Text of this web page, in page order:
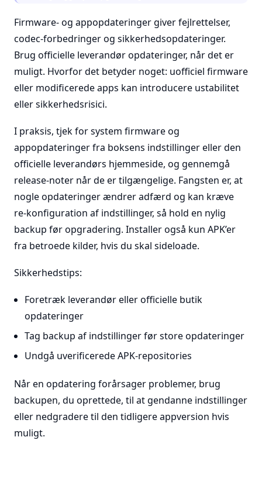
Firmware- og appopdateringer giver fejlrettelser,
codec-forbedringer og sikkerhedsopdateringer.
Brug officielle leverandør opdateringer, når det er
muligt. Hvorfor det betyder noget: uofficiel firmware
eller modificerede apps kan introducere ustabilitet
eller sikkerhedsrisici.
I praksis, tjek for system firmware og
appopdateringer fra boksens indstillinger eller den
officielle leverandørs hjemmeside, og gennemgå
release-noter når de er tilgængelige. Fangsten er, at
nogle opdateringer ændrer adfærd og kan kræve
re-konfiguration af indstillinger, så hold en nylig
backup før opgradering. Installer også kun APK’er
fra betroede kilder, hvis du skal sideloade.
Sikkerhedstips:
Foretræk leverandør eller officielle butik
opdateringer
Tag backup af indstillinger før store opdateringer
Undgå uverificerede APK-repositories
Når en opdatering forårsager problemer, brug
backupen, du oprettede, til at gendanne indstillinger
eller nedgradere til den tidligere appversion hvis
muligt.